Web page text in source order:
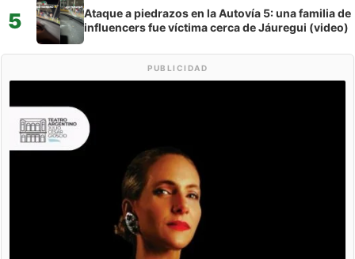
5
Ataque a piedrazos en la Autovía 5: una familia de
influencers fue víctima cerca de Jáuregui (video)
PUBLICIDAD